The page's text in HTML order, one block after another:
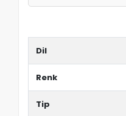
Dil
Renk
Tip